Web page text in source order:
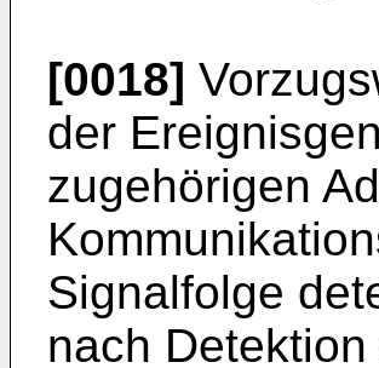
[0018]
der
zugehörigen
Signalfolge
nach